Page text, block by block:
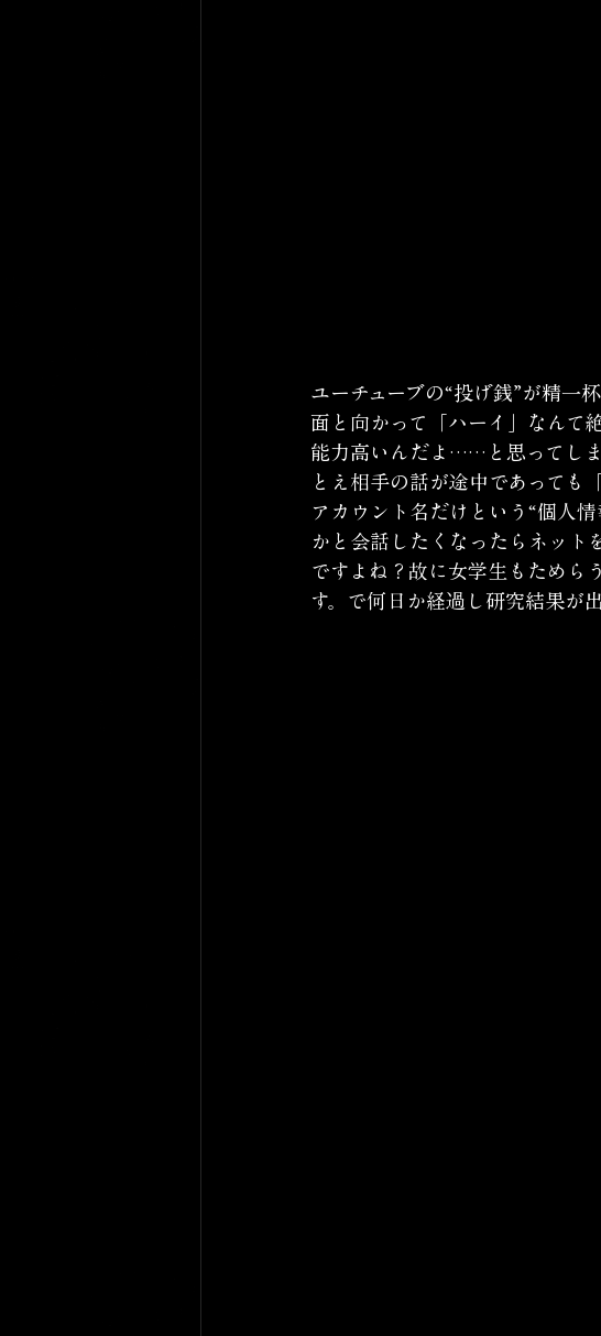
ユーチューブの“投げ銭”が精一
面と向かって「ハーイ」なんて
能力高いんだよ……と思ってし
とえ相手の話が途中であっても
アカウント名だけという“個人
かと会話したくなったらネッ
ですよね？故に女学生もためら
す。で何日か経過し研究結果が